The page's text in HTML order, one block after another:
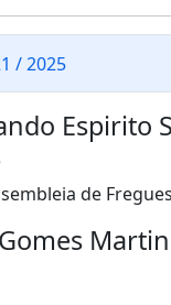
2021 / 2025
Espirito
de